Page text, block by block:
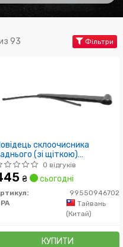
93 Фільтри
склоочисника
(зі щіткою)
DPA
0 відгуків
₴ сьогодні
99550946702
Тайвань
(Китай)
КУПИТИ